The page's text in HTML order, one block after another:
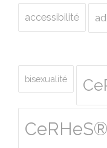
accessibilité
bisexualité